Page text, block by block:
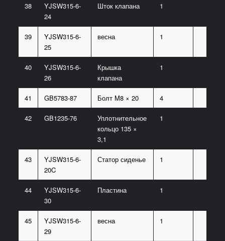
38
YJSW315-6-
24
Шток клапана 1
39
YJSW315-6-
25
весна 1
40
YJSW315-6-
26
Крышка
клапана
1
41 GB5783-87 Болт M8 × 20 4
42 GB1235-76
Уплотнительное
кольцо 135 ×
3,1
1
43
YJSW315-6-
20C
Статор сиденье 1
44
YJSW315-6-
30
Пластина 1
45
YJSW315-6-
29
весна 1